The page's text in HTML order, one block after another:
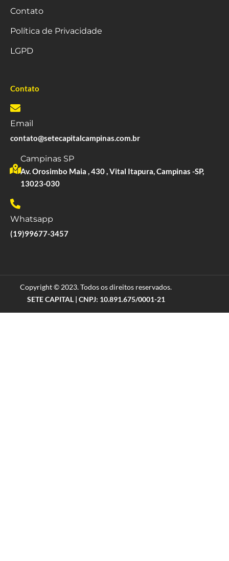
Contato
Política de Privacidade
LGPD
Contato
Email
contato@setecapitalcampinas.com.br
Campinas SP
Av. Orosimbo Maia , 430 , Vital Itapura, Campinas -SP,
13023-030
Whatsapp
(19)99677-3457
Copyright © 2023. Todos os direitos reservados.
SETE CAPITAL | CNPJ: 10.891.675/0001-21